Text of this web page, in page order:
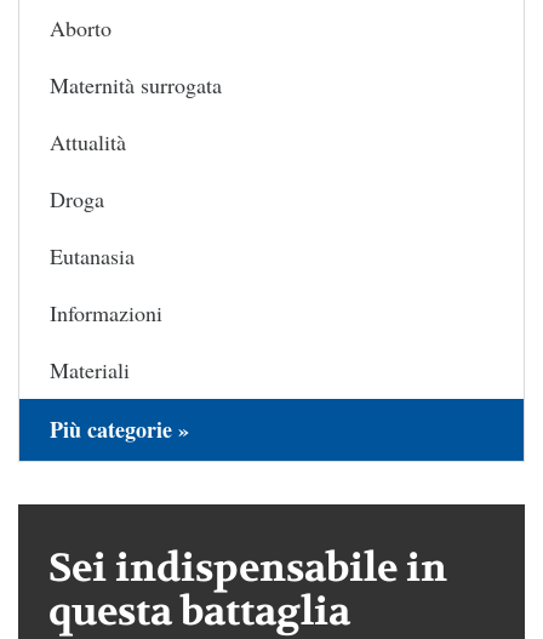
Aborto
Maternità surrogata
Attualità
Droga
Eutanasia
Informazioni
Materiali
Più categorie »
Sei indispensabile in
questa battaglia